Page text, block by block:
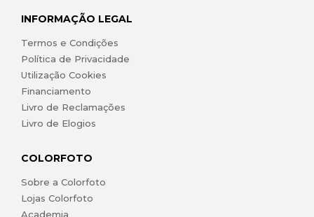
INFORMAÇÃO LEGAL
Termos e Condições
Política de Privacidade
Utilização Cookies
Financiamento
Livro de Reclamações
Livro de Elogios
COLORFOTO
Sobre a Colorfoto
Lojas Colorfoto
Academia